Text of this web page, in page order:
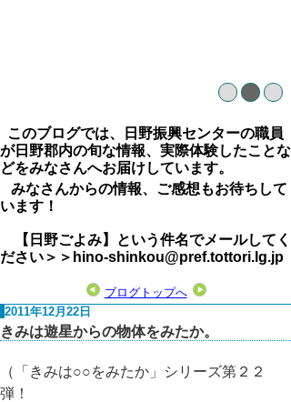
このブログでは、日野振興センターの職員
が日野郡内の旬な情報、実際体験したことな
どをみなさんへお届けしています。
みなさんからの情報、ご感想もお待ちして
います！
【日野ごよみ】という件名でメールしてく
ださい＞＞hino-shinkou@pref.tottori.lg.jp
ブログトップへ
2011年12月22日
きみは遊星からの物体をみたか。
（「きみは○○をみたか」シリーズ第２２
弾！